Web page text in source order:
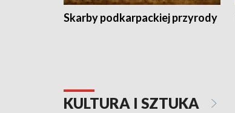
Skarby podkarpackiej przyrody
KULTURA I SZTUKA